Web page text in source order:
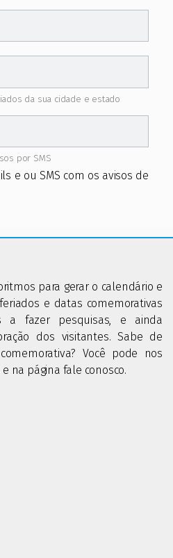
da sua cidade e estado
por SMS
e ou SMS com os avisos de
para gerar o calendário e
e datas comemorativas
a fazer pesquisas, e ainda
dos visitantes. Sabe de
Você pode nos
na página fale conosco.